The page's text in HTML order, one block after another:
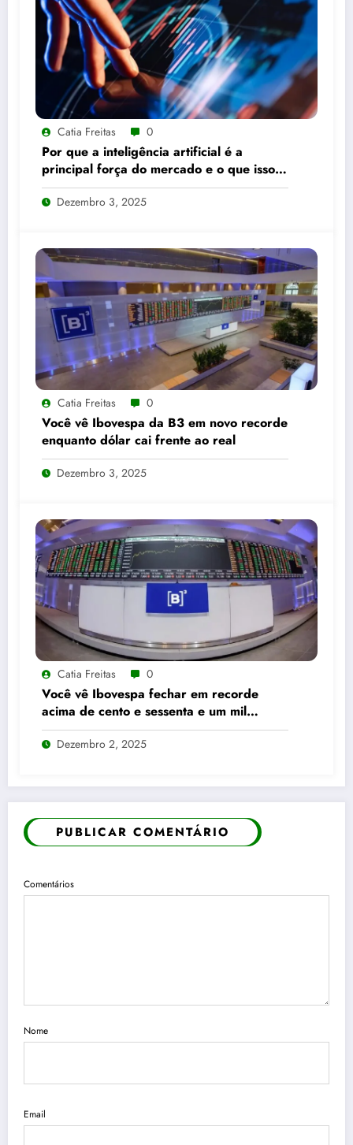
Catia Freitas 0
Por que a inteligência artificial é a
principal força do mercado e o que isso
significa para seus investimentos
Dezembro 3, 2025
Catia Freitas 0
Você vê Ibovespa da B3 em novo recorde
enquanto dólar cai frente ao real
Dezembro 3, 2025
Catia Freitas 0
Você vê Ibovespa fechar em recorde
acima de cento e sessenta e um mil
pontos enquanto dólar recua para cinco
reais e trinta e três centavos
Dezembro 2, 2025
PUBLICAR COMENTÁRIO
Comentários
Nome
Email